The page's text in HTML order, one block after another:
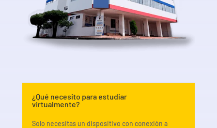
¿Qué necesito para estudiar
virtualmente?
Solo necesitas un dispositivo con conexión a